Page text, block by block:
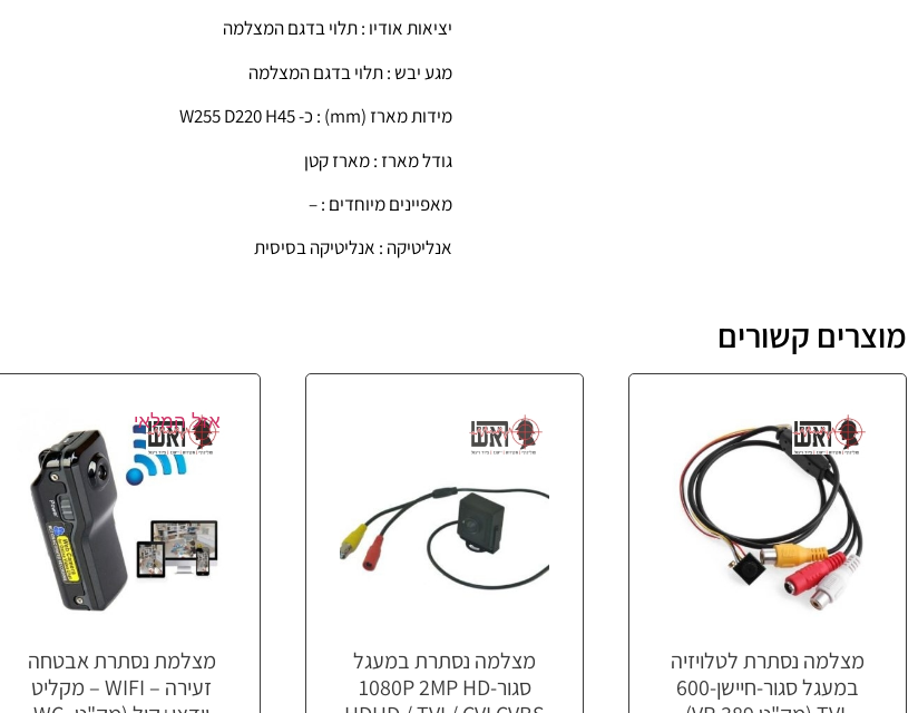
יציאות אודיו : תלוי בדגם המצלמה
מגע יבש : תלוי בדגם המצלמה
מידות מארז (mm) : כ- W255 D220 H45
גודל מארז : מארז קטן
מאפיינים מיוחדים : –
אנליטיקה : אנליטיקה בסיסית
מוצרים קשורים
מצלמה נסתרת לטלויזיה
במעגל סגור-חיישן-600
מצלמה נסתרת במעגל
סגור-1080P 2MP HD
אזל המלאי
מצלמת נסתרת אבטחה
זעירה – WIFI – מקליט